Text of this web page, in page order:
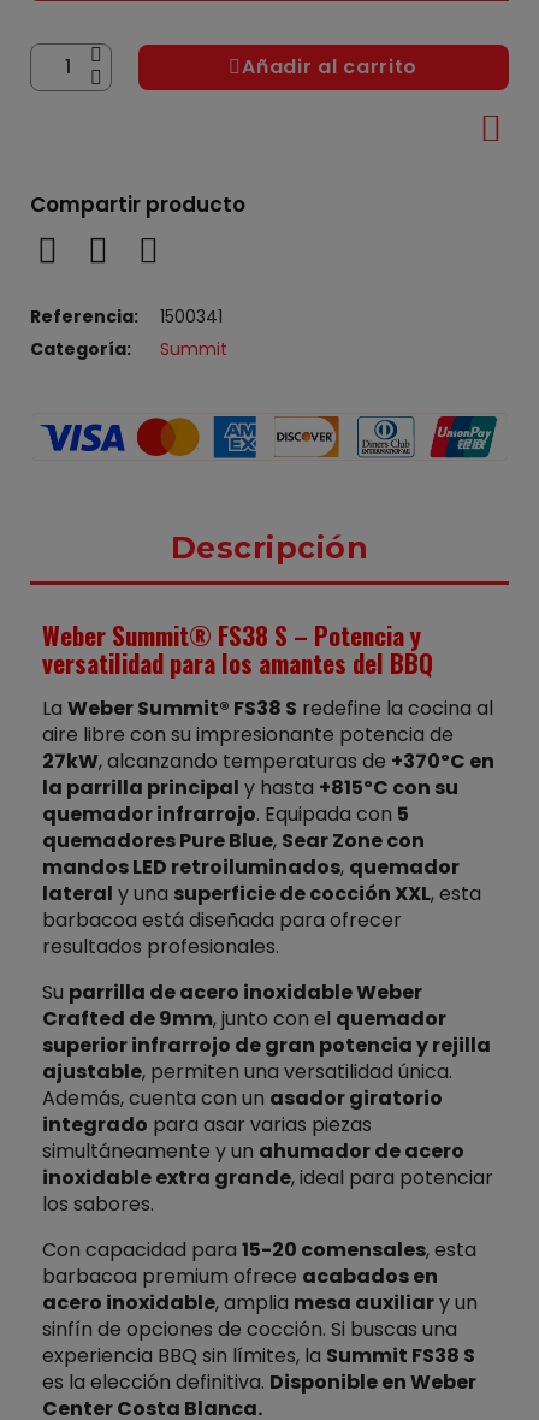
Añadir al carrito
Compartir producto
Referencia
1500341
Categoría
Summit
Descripción
Weber Summit® FS38 S – Potencia y
versatilidad para los amantes del BBQ
La Weber Summit® FS38 S redefine la cocina al
aire libre con su impresionante potencia de
27kW, alcanzando temperaturas de +370ºC en
la parrilla principal y hasta +815ºC con su
quemador infrarrojo. Equipada con 5
quemadores Pure Blue, Sear Zone con
mandos LED retroiluminados, quemador
lateral y una superficie de cocción XXL, esta
barbacoa está diseñada para ofrecer
resultados profesionales.
Su parrilla de acero inoxidable Weber
Crafted de 9mm, junto con el quemador
superior infrarrojo de gran potencia y rejilla
ajustable, permiten una versatilidad única.
Además, cuenta con un asador giratorio
integrado para asar varias piezas
simultáneamente y un ahumador de acero
inoxidable extra grande, ideal para potenciar
los sabores.
Con capacidad para 15-20 comensales, esta
barbacoa premium ofrece acabados en
acero inoxidable, amplia mesa auxiliary un
sinfín de opciones de cocción. Si buscas una
experiencia BBQ sin límites, la Summit FS38 S
es la elección definitiva. Disponible en Weber
Center Costa Blanca.